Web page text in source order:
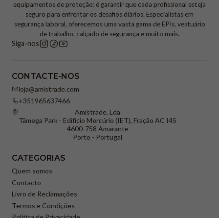
equipamentos de proteção; é garantir que cada profissional esteja
seguro para enfrentar os desafios diários. Especialistas em
segurança laboral, oferecemos uma vasta gama de EPIs, vestuário
de trabalho, calçado de segurança e muito mais.
Siga-nos
CONTACTE-NOS
loja@amistrade.com
+351965637466
Amistrade, Lda
Tâmega Park - Edifício Mercúrio (IET), Fração AC I45
4600-758 Amarante
Porto - Portugal
CATEGORIAS
Quem somos
Contacto
Livro de Reclamações
Termos e Condições